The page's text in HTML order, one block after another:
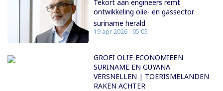
Tekort aan engineers remt
ontwikkeling olie- en gassector
suriname herald
19 apr 2026 - 05:05
GROEI OLIE-ECONOMIEËN
SURINAME EN GUYANA
VERSNELLEN | TOERISMELANDEN
RAKEN ACHTER